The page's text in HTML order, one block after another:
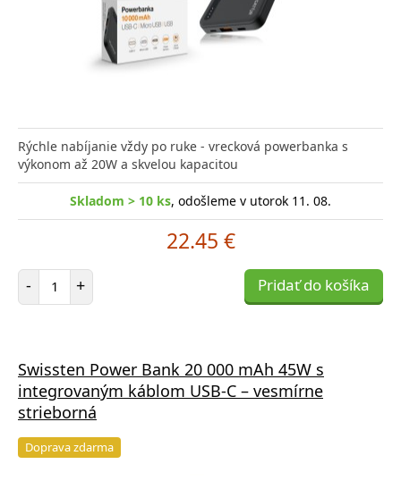
Rýchle nabíjanie vždy po ruke - vrecková powerbanka s
výkonom až 20W a skvelou kapacitou
Skladom > 10 ks, odošleme v utorok 11. 08.
22.45 €
- Počet položiek
+ Pridať do košíka
Swissten Power Bank 20 000 mAh 45W s
integrovaným káblom USB-C – vesmírne
strieborná
Doprava zdarma